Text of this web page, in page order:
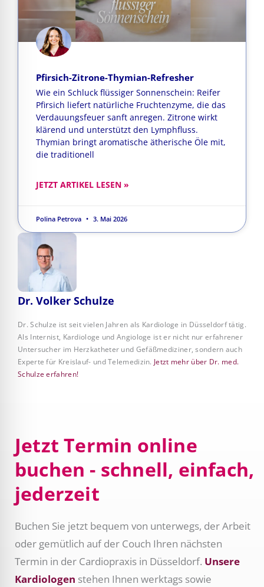
Dr. Volker Schulze
Dr. Schulze ist seit vielen Jahren als Kardiologe in Düsseldorf tätig.
Als Internist, Kardiologe und Angiologe ist er nicht nur erfahrener
Untersucher im Herzkatheter und Gefäßmediziner, sondern auch
Experte für Kreislauf- und Telemedizin. Jetzt mehr über Dr. med.
Schulze erfahren!
Pfirsich-Zitrone-Thymian-Refresher
Wie ein Schluck flüssiger Sonnenschein: Reifer
Pfirsich liefert natürliche Fruchtenzyme, die das
Verdauungsfeuer sanft anregen. Zitrone wirkt
klärend und unterstützt den Lymphfluss.
Thymian bringt aromatische ätherische Öle mit,
die traditionell
JETZT ARTIKEL LESEN »
Polina Petrova 3. Mai 2026
Jetzt Termin online
buchen - schnell, einfach,
jederzeit
Buchen Sie jetzt bequem von unterwegs, der Arbeit
oder gemütlich auf der Couch Ihren nächsten
Termin in der Cardiopraxis in Düsseldorf. Unsere
Kardiologen stehen Ihnen werktags sowie